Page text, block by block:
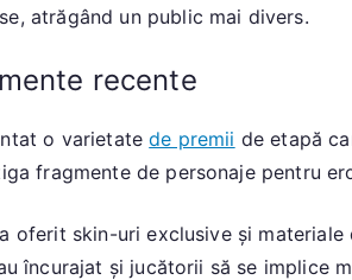
atrăgând un public mai divers.
recente
o varietatede premii de etapă
fragmente de personaje pentru
oferit skin-uri exclusive și
încurajat și jucătorii să se implice